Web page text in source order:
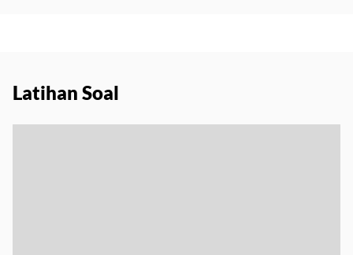
Latihan Soal